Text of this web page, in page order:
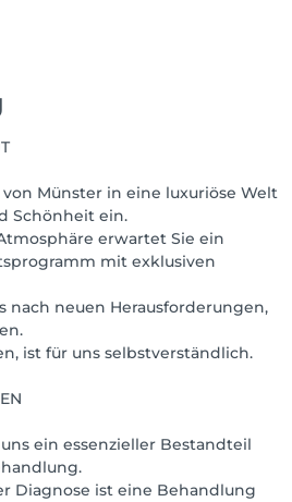
Münster in eine luxuriöse Welt
Schönheit ein.
erwartet Sie ein
mit exklusiven
nach neuen Herausforderungen,
ist für uns selbstverständlich.
ein essenzieller Bestandteil
Diagnose ist eine Behandlung